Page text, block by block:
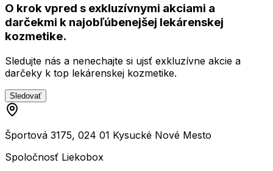
O krok vpred s exkluzívnymi akciami a
darčekmi k najobľúbenejšej lekárenskej
kozmetike.
Sledujte nás a nenechajte si ujsť exkluzívne akcie a
darčeky k top lekárenskej kozmetike.
Sledovať
Športová 3175, 024 01 Kysucké Nové Mesto
Spoločnosť Liekobox